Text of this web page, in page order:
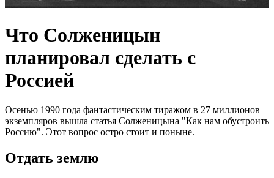
Что Солженицын
планировал сделать с
Россией
Осенью 1990 года фантастическим тиражом в 27 миллионов
экземпляров вышла статья Солженицына "Как нам обустроить
Россию". Этот вопрос остро стоит и поныне.
Отдать землю